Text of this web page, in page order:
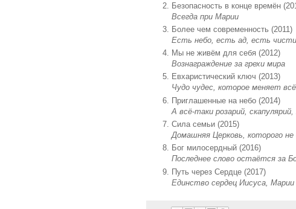
Безопасность в конце времён
Всегда при Марии
Более чем современность (2011)
Есть небо, есть ад, есть
Мы не живём для себя (2012)
Вознаграждение за грехи мира
Евхаристический ключ (2013)
Чудо чудес, которое меняет всё
Приглашенные на небо (2014)
А всё-таки розарий,
Сила семьи (2015)
Домашняя Церковь, которого
Бог милосердный (2016)
Последнее слово остаётся за
Путь через Сердце (2017)
Единство сердец Иисуса,